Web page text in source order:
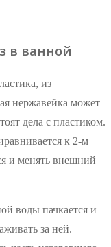
в ванной
из
нержавейка может
дела с пластиком.
к 2-м
и менять внешний
воды пачкается и
за ней.